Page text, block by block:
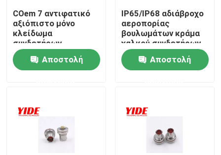
Συνδετήρας ποδηλάτων Ε
Ηλεκτρικός συνδετήρας μοτοσικλετών
Συνδετήρας μπαταριών μηχανικών δίκυκλων
COem 7 αντιφατικό
αξιόπιστο μόνο
κλείδωμα
συνδετήρων
αεροπορίας
καρφιτσών
αδιάβροχο
Αποστολή
IP65/IP68 αδιάβροχο
αεροπορίας
βουλωμάτων κράμα
χαλκού συνδετήρων
αξιόπιστο
Αποστολή